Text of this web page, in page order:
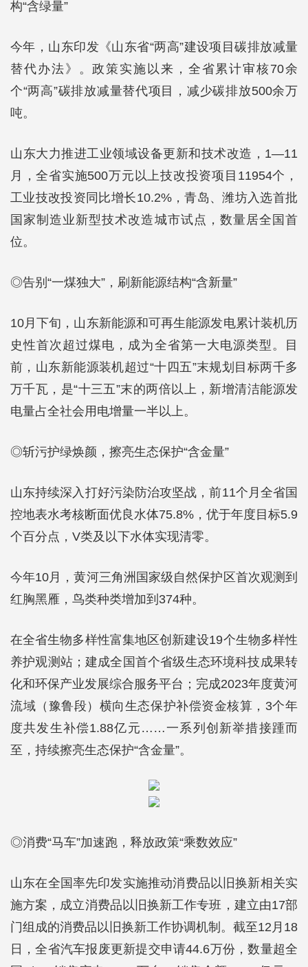
构“含绿量”
今年，山东印发《山东省“两高”建设项目碳排放减量
替代办法》。政策实施以来，全省累计审核70余
个“两高”碳排放减量替代项目，减少碳排放500余万
吨。
山东大力推进工业领域设备更新和技术改造，1—11
月，全省实施500万元以上技改投资项目11954个，
工业技改投资同比增长10.2%，青岛、潍坊入选首批
国家制造业新型技术改造城市试点，数量居全国首
位。
◎告别“一煤独大”，刷新能源结构“含新量”
10月下旬，山东新能源和可再生能源发电累计装机历
史性首次超过煤电，成为全省第一大电源类型。目
前，山东新能源装机超过“十四五”末规划目标两千多
万千瓦，是“十三五”末的两倍以上，新增清洁能源发
电量占全社会用电增量一半以上。
◎斩污护绿焕颜，擦亮生态保护“含金量”
山东持续深入打好污染防治攻坚战，前11个月全省国
控地表水考核断面优良水体75.8%，优于年度目标5.9
个百分点，V类及以下水体实现清零。
今年10月，黄河三角洲国家级自然保护区首次观测到
红胸黑雁，鸟类种类增加到374种。
在全省生物多样性富集地区创新建设19个生物多样性
养护观测站；建成全国首个省级生态环境科技成果转
化和环保产业发展综合服务平台；完成2023年度黄河
流域（豫鲁段）横向生态保护补偿资金核算，3个年
度共发生补偿1.88亿元……一系列创新举措接踵而
至，持续擦亮生态保护“含金量”。
◎消费“马车”加速跑，释放政策“乘数效应”
山东在全国率先印发实施推动消费品以旧换新相关实
施方案，成立消费品以旧换新工作专班，建立由17部
门组成的消费品以旧换新工作协调机制。截至12月18
日，全省汽车报废更新提交申请44.6万份，数量超全